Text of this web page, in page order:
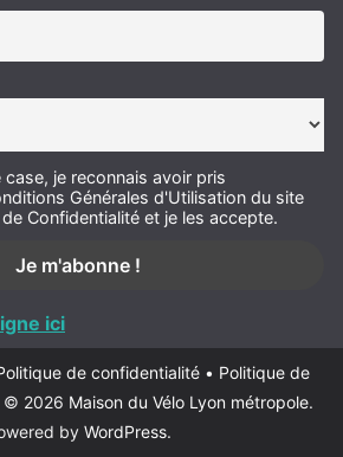
je reconnais avoir pris
Générales d'Utilisation du site
Confidentialité et je les accepte.
ici
de confidentialité • Politique de
© 2026 Maison du Vélo Lyon métropole.
by WordPress.